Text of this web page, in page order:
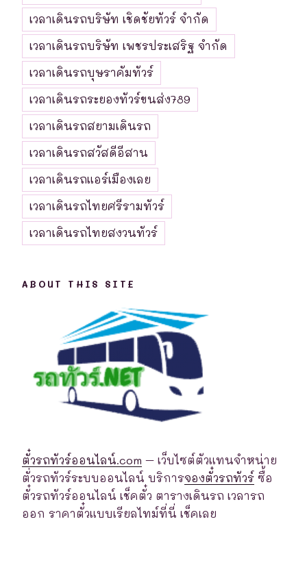
เวลาเดินรถบริษัท เชิดชัยทัวร์ จำกัด
เวลาเดินรถบริษัท เพชรประเสริฐ จำกัด
เวลาเดินรถบุษราคัมทัวร์
เวลาเดินรถระยองทัวร์ขนส่ง789
เวลาเดินรถสยามเดินรถ
เวลาเดินรถสวัสดีอีสาน
เวลาเดินรถแอร์เมืองเลย
เวลาเดินรถไทยศรีรามทัวร์
เวลาเดินรถไทยสงวนทัวร์
ABOUT THIS SITE
ตั๋วรถทัวร์ออนไลน์.com – เว็บไซต์ตัวแทนจำหน่าย
ตั่วรถทัวร์ระบบออนไลน์ บริการจองตั๋วรถทัวร์ ซื้อ
ตั๋วรถทัวร์ออนไลน์ เช็คตั๋ว ตารางเดินรถ เวลารถ
ออก ราคาตั๋วแบบเรียลไทม์ที่นี่ เช็คเลย